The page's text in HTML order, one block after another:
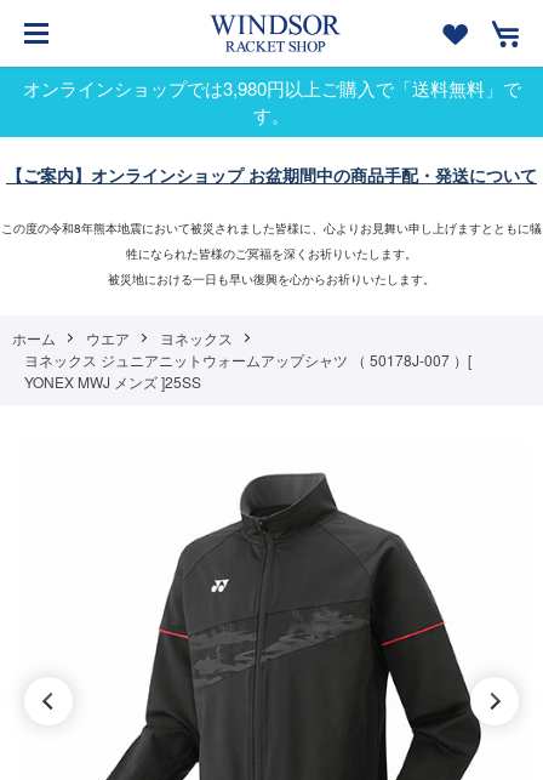
オンラインショップでは3,980円以上ご購入で「送料無料」で
す。
【ご案内】オンラインショップ お盆期間中の商品手配・発送について
この度の令和8年熊本地震において被災されました皆様に、心よりお見舞い申し上げますとともに犠
牲になられた皆様のご冥福を深くお祈りいたします。
被災地における一日も早い復興を心からお祈りいたします。
ホーム ウエア
ヨネックス
ヨネックス ジュニアニットウォームアップシャツ （ 50178J-007 ）[
YONEX MWJ メンズ ]25SS